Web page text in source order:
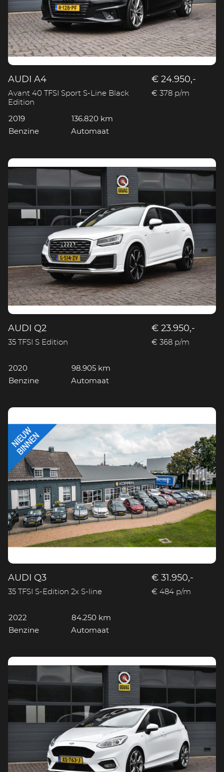
AUDI A4
Avant 40 TFSI Sport S-Line Black
Edition
€ 24.950,-
€ 378 p/m
2019
136.820 km
Benzine
Automaat
AUDI Q2
35 TFSI S Edition
€ 23.950,-
€ 368 p/m
2020
98.905 km
Benzine
Automaat
AUDI Q3
35 TFSI S-Edition 2x S-line
€ 31.950,-
€ 484 p/m
2022
84.250 km
Benzine
Automaat